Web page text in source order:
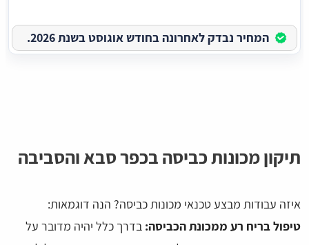
המחיר נבדק לאחרונה בחודש אוגוסט בשנת 2026.
תיקון מכונות כביסה בכפר סבא והסביבה
איזה עבודות מבצע טכנאי מכונות כביסה? הנה דוגמאות:
טיפול בריח רע ממכונת הכביסה: בדרך כלל יהיה מדובר על